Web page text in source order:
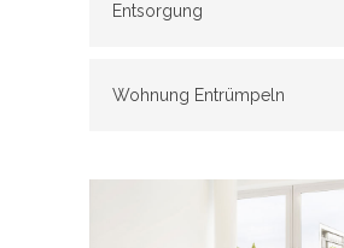
Entsorgung
Wohnung Entrümpeln